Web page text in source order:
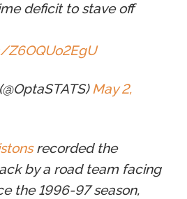
deficit to stave off
May 2,
recorded the
by a road team facing
the 1996-97 season,